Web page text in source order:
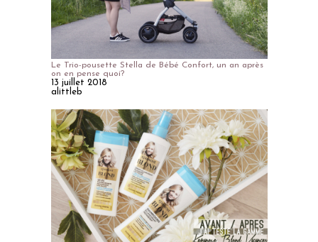
Le Trio-pousette Stella de Bébé Confort, un an après
on en pense quoi?
13 juillet 2018
alittleb